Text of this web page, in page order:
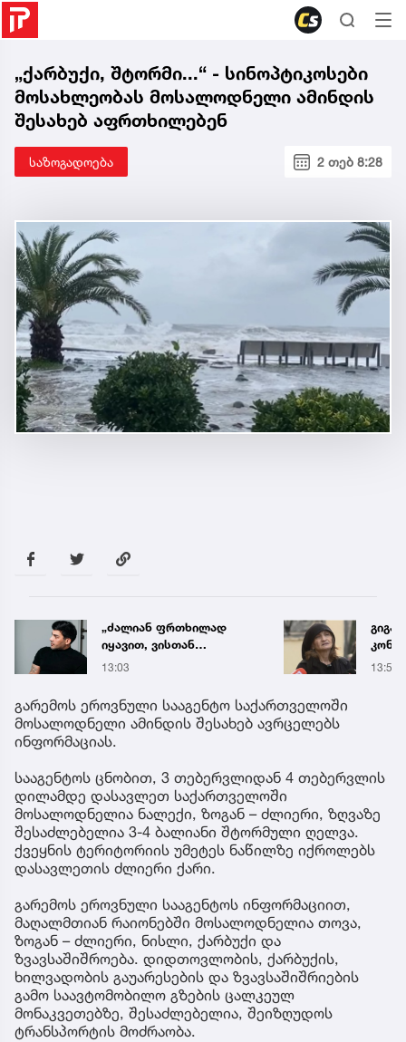
„ქარბუქი, შტორმი...“ - სინოპტიკოსები
მოსახლეობას მოსალოდნელი ამინდის
შესახებ აფრთხილებენ
საზოგადოება 2 თებ 8:28
გიგაზე თავდასხმამდე
კონსულტაცია გაიარა... -
რა დეტალებს
მასწავლებლის დედა
13:54 51
გარემოს ეროვნული სააგენტო საქართველოში
მოსალოდნელი ამინდის შესახებ ავრცელებს
ინფორმაციას.
სააგენტოს ცნობით, 3 თებერვლიდან 4 თებერვლის
დილამდე დასავლეთ საქართველოში
მოსალოდნელია ნალექი, ზოგან – ძლიერი, ზღვაზე
შესაძლებელია 3-4 ბალიანი შტორმული ღელვა.
ქვეყნის ტერიტორიის უმეტეს ნაწილზე იქროლებს
დასავლეთის ძლიერი ქარი.
გარემოს ეროვნული სააგენტოს ინფორმაციით,
მაღალმთიან რაიონებში მოსალოდნელია თოვა,
ზოგან – ძლიერი, ნისლი, ქარბუქი და
ზვავსაშიშროება. დიდთოვლობის, ქარბუქის,
ხილვადობის გაუარესების და ზვავსაშიშრიების
გამო საავტომობილო გზების ცალკეულ
მონაკვეთებზე, შესაძლებელია, შეიზღუდოს
ტრანსპორტის მოძრაობა.